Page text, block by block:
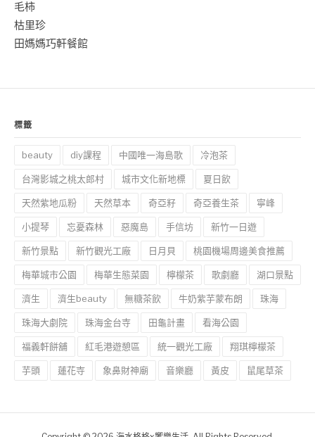
毛柿
枯里珍
田媽媽巧軒餐館
標籤
beauty diy課程 中國唯一海島歌 冷泡茶
台灣影城之桃太郎村 城市文化新地標 夏日飲
天然紫地瓜粉 天然草本 奇亞籽 奇亞養生茶 寧峰
小提琴 忘憂森林 惡魔島 手信坊 新竹一日遊
新竹景點 新竹觀光工廠 日月貝 桃園機場周邊美食推薦
梅華城市公園 梅華生態菜園 檸檬茶 歌劇廳 湖口景點
濟生 濟生beauty 無糖茶飲 牛奶紫芋蒙布朗 珠海
珠海大劇院 珠海金台寺 田龜計畫 看海公園
福義軒餅舖 紅毛港遊憩區 統一觀光工廠 翔琪檸檬茶
芋頭 蓮花寺 象鼻財神廟 音樂廳 黃皮 鼠尾草茶